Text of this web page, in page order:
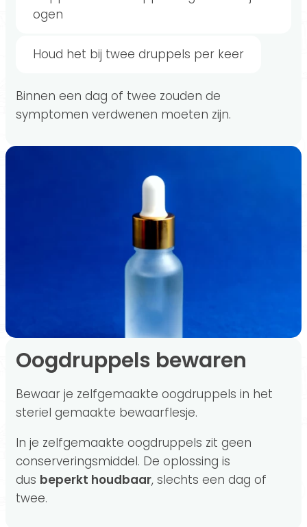
ogen
Houd het bij twee druppels per keer
Binnen een dag of twee zouden de
symptomen verdwenen moeten zijn.
Oogdruppels bewaren
Bewaar je zelfgemaakte oogdruppels in het
steriel gemaakte bewaarflesje.
In je zelfgemaakte oogdruppels zit geen
conserveringsmiddel. De oplossing is
dus beperkt houdbaar, slechts een dag of
twee.